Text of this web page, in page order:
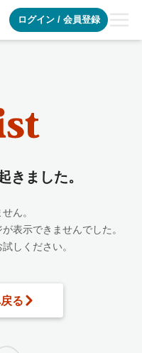
ログイン/ 会員登録
きました。
ん。
表示できませんでした。
しください。
る